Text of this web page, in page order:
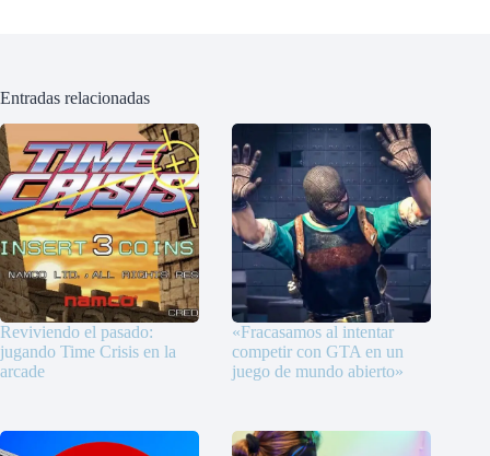
Entradas relacionadas
Reviviendo el pasado:
jugando Time Crisis en la
arcade
«Fracasamos al intentar
competir con GTA en un
juego de mundo abierto»